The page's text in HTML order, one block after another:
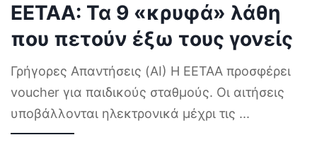
ΕΕΤΑΑ: Τα 9 «κρυφά» λάθη
που πετούν έξω τους γονείς
Γρήγορες Απαντήσεις (AI) Η ΕΕΤΑΑ προσφέρει
voucher για παιδικούς σταθμούς. Οι αιτήσεις
υποβάλλονται ηλεκτρονικά μέχρι τις ...